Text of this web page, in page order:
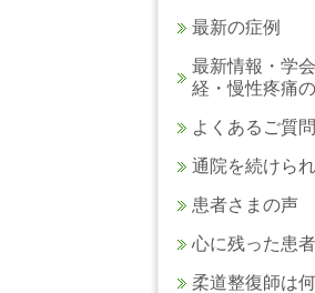
最新の症例
最新情報・学
経・慢性疼痛
よくあるご質問
通院を続けら
患者さまの声
心に残った患
柔道整復師は